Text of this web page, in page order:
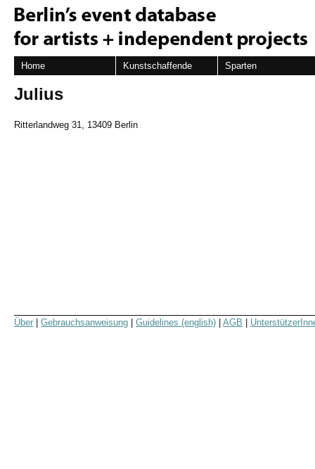
Home Kunstschaffende Sparten
Julius
Ritterlandweg 31, 13409 Berlin
Über Gebrauchsanweisung Guidelines (english) AGB